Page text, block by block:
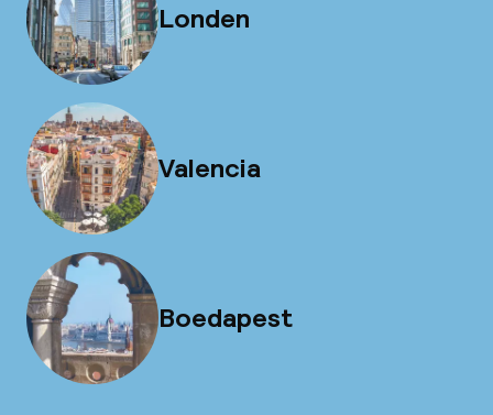
Londen
Valencia
Boedapest